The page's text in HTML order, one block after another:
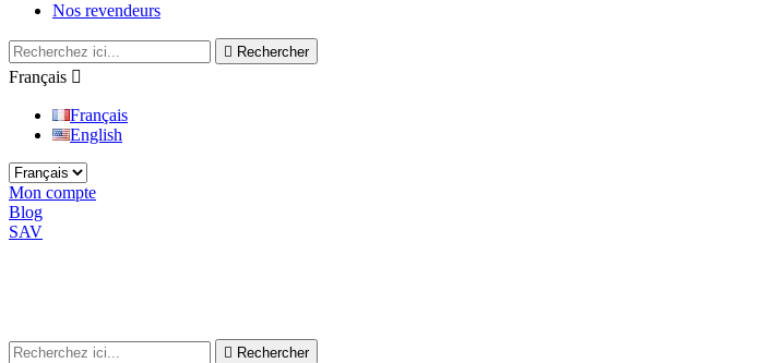
Nos revendeurs
 Rechercher
Français 
Français
English
Mon compte
Blog
SAV
 Rechercher